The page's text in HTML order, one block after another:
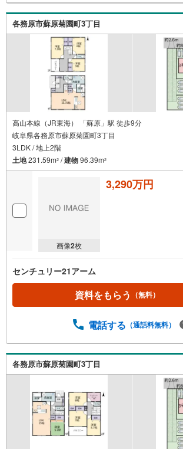
各務原市蘇原菊園町3丁目
高山本線（JR東海） 「蘇原」駅 徒歩9分
岐阜県各務原市蘇原菊園町3丁目
3LDK / 地上2階
土地231.59m2 /建物96.39m2
画像2枚
3,290万円
センチュリー21アーム
資料をもらう （無料）
電話する （通話料無料）
各務原市蘇原菊園町3丁目